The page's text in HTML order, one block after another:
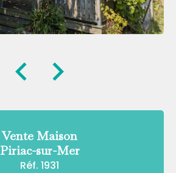
Vente Maison
Piriac-sur-Mer
Réf. 1931